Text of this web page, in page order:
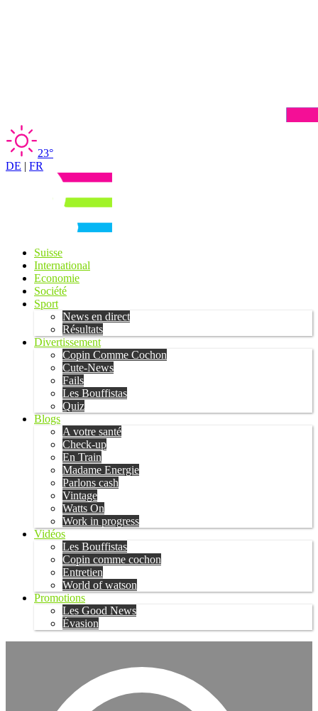
23°
DE | FR
Suisse
International
Economie
Société
Sport
News en direct
Résultats
Divertissement
Copin Comme Cochon
Cute-News
Fails
Les Bouffistas
Quiz
Blogs
A votre santé
Check-up
En Train
Madame Energie
Parlons cash
Vintage
Watts On
Work in progress
Vidéos
Les Bouffistas
Copin comme cochon
Entretien
World of watson
Promotions
Les Good News
Évasion